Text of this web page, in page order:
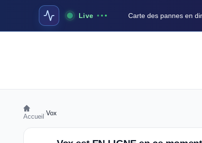
Live Carte des pannes en
Accueil Vox